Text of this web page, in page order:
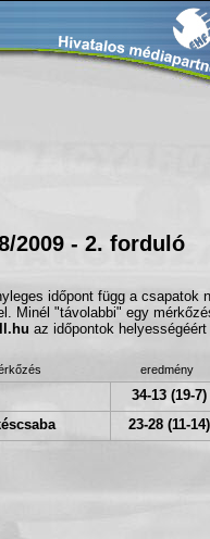
2009 - 2. forduló
időpont függ a csapatok
Minél "távolabbi" egy
az időpontok
eredmény
34-13 (19-7)
23-28 (11-14)